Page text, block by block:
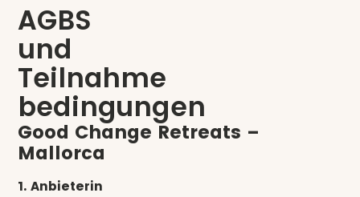
AGBS
und
Teilnahme
bedingungen
Good Change Retreats –
Mallorca
1. Anbieterin